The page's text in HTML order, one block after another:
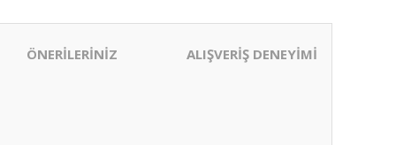
ÖNERİLERİNİZ ALIŞVERİŞ DENEYİMİ